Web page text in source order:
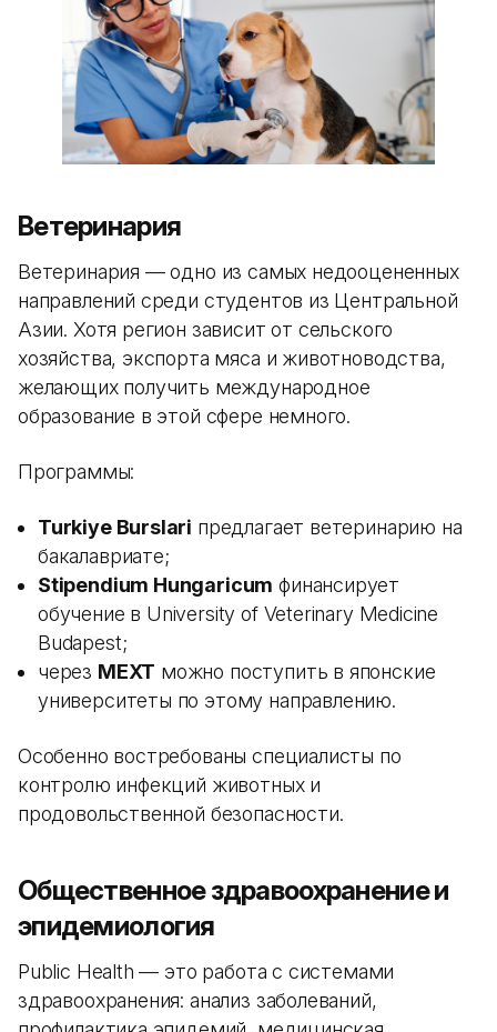
Ветеринария
Ветеринария — одно из самых недооцененных
направлений среди студентов из Центральной
Азии. Хотя регион зависит от сельского
хозяйства, экспорта мяса и животноводства,
желающих получить международное
образование в этой сфере немного.
Программы:
Turkiye Burslari предлагает ветеринарию на
бакалавриате;
Stipendium Hungaricum финансирует
обучение в University of Veterinary Medicine
Budapest;
через MEXT можно поступить в японские
университеты по этому направлению.
Особенно востребованы специалисты по
контролю инфекций животных и
продовольственной безопасности.
Общественное здравоохранение и
эпидемиология
Public Health — это работа с системами
здравоохранения: анализ заболеваний,